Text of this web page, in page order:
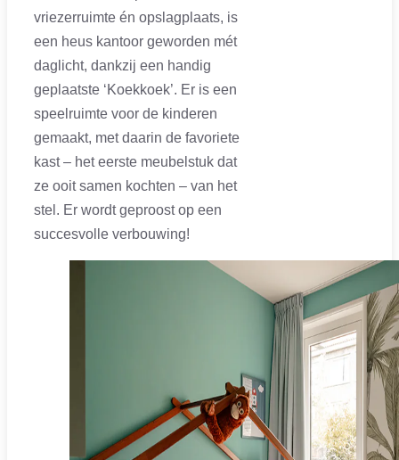
vriezerruimte én opslagplaats, is
een heus kantoor geworden mét
daglicht, dankzij een handig
geplaatste ‘Koekkoek’. Er is een
speelruimte voor de kinderen
gemaakt, met daarin de favoriete
kast – het eerste meubelstuk dat
ze ooit samen kochten – van het
stel. Er wordt geproost op een
succesvolle verbouwing!